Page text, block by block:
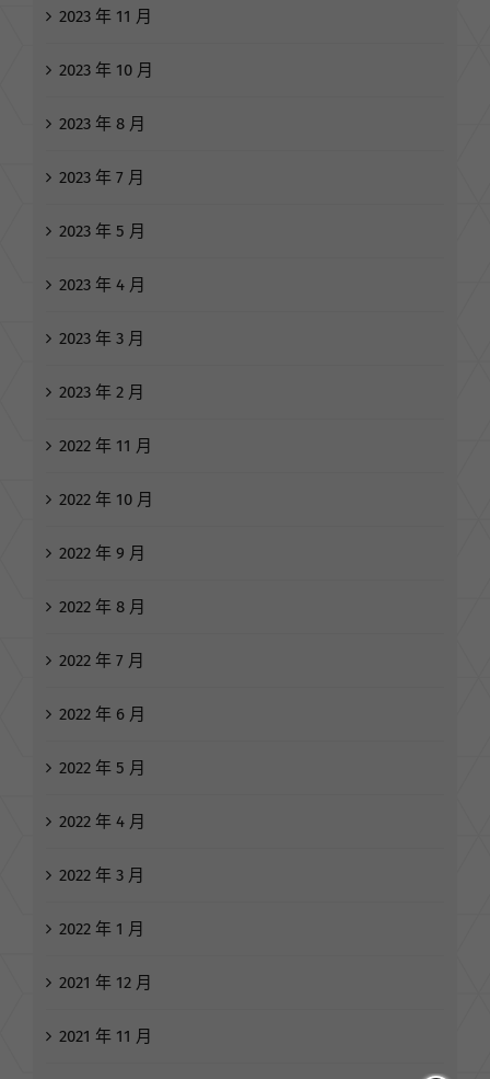
2023 年 11 月
2023 年 10 月
2023 年 8 月
2023 年 7 月
2023 年 5 月
2023 年 4 月
2023 年 3 月
2023 年 2 月
2022 年 11 月
2022 年 10 月
2022 年 9 月
2022 年 8 月
2022 年 7 月
2022 年 6 月
2022 年 5 月
2022 年 4 月
2022 年 3 月
2022 年 1 月
2021 年 12 月
2021 年 11 月